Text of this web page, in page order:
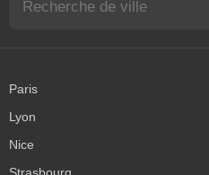
Paris
Lyon
Nice